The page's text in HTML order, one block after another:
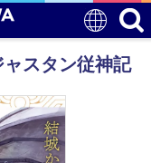
スタン従神記